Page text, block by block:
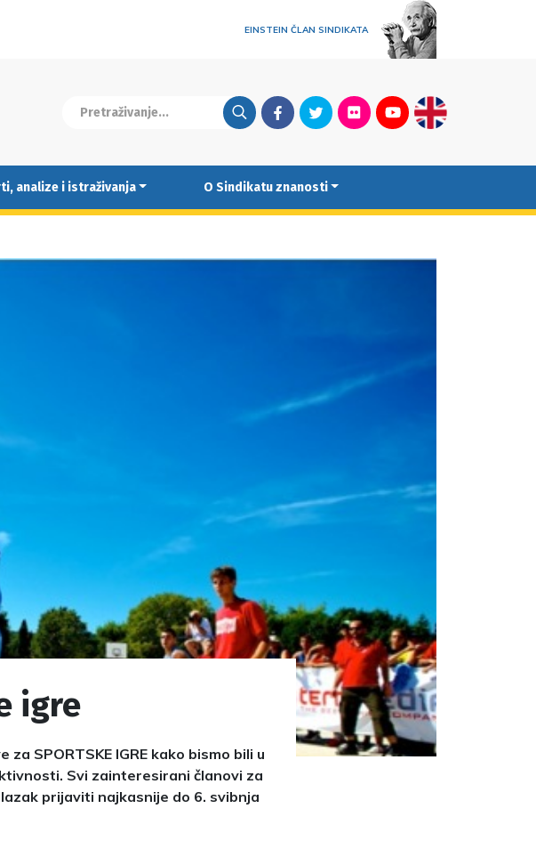
EINSTEIN ČLAN SINDIKATA
FacebookTwitterFlickrYoutubeEnglish
analize i istraživanja O Sindikatu znanosti
igre
SPORTSKE IGRE kako bismo bili u
Svi zainteresirani članovi za
prijaviti najkasnije do 6. svibnja